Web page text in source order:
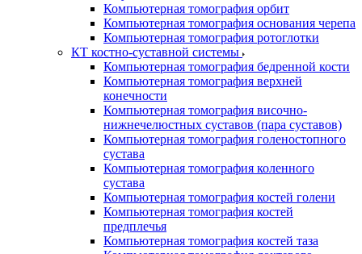
Компьютерная томография орбит
Компьютерная томография основания черепа
Компьютерная томография ротоглотки
КТ костно-суставной системы
Компьютерная томография бедренной кости
Компьютерная томография верхней
конечности
Компьютерная томография височно-
нижнечелюстных суставов (пара суставов)
Компьютерная томография голеностопного
сустава
Компьютерная томография коленного
сустава
Компьютерная томография костей голени
Компьютерная томография костей
предплечья
Компьютерная томография костей таза